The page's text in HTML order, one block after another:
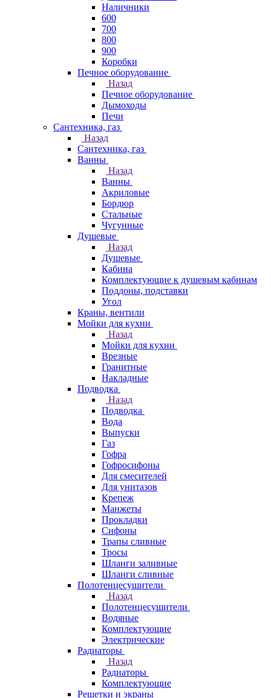
Наличники
600
700
800
900
Коробки
Печное оборудование
Назад
Печное оборудование
Дымоходы
Печи
Сантехника, газ
Назад
Сантехника, газ
Ванны
Назад
Ванны
Акриловые
Бордюр
Стальные
Чугунные
Душевые
Назад
Душевые
Кабина
Комплектующие к душевым кабинам
Поддоны, подставки
Угол
Краны, вентили
Мойки для кухни
Назад
Мойки для кухни
Врезные
Гранитные
Накладные
Подводка
Назад
Подводка
Вода
Выпуски
Газ
Гофра
Гофросифоны
Для смесителей
Для унитазов
Крепеж
Манжеты
Прокладки
Сифоны
Трапы сливные
Тросы
Шланги заливные
Шланги сливные
Полотенцесушители
Назад
Полотенцесушители
Водяные
Комплектующие
Электрические
Радиаторы
Назад
Радиаторы
Комплектующие
Решетки и экраны